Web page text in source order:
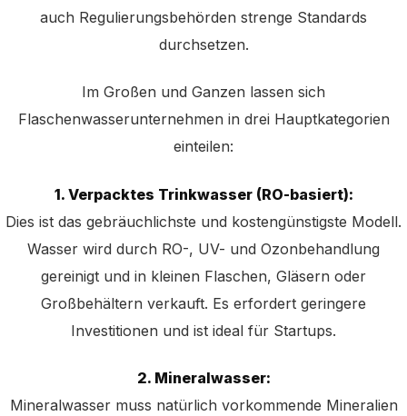
auch Regulierungsbehörden strenge Standards
durchsetzen.
Im Großen und Ganzen lassen sich
Flaschenwasserunternehmen in drei Hauptkategorien
einteilen:
1. Verpacktes Trinkwasser (RO-basiert):
Dies ist das gebräuchlichste und kostengünstigste Modell.
Wasser wird durch RO-, UV- und Ozonbehandlung
gereinigt und in kleinen Flaschen, Gläsern oder
Großbehältern verkauft. Es erfordert geringere
Investitionen und ist ideal für Startups.
2. Mineralwasser:
Mineralwasser muss natürlich vorkommende Mineralien